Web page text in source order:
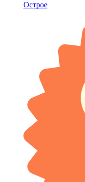
Острое